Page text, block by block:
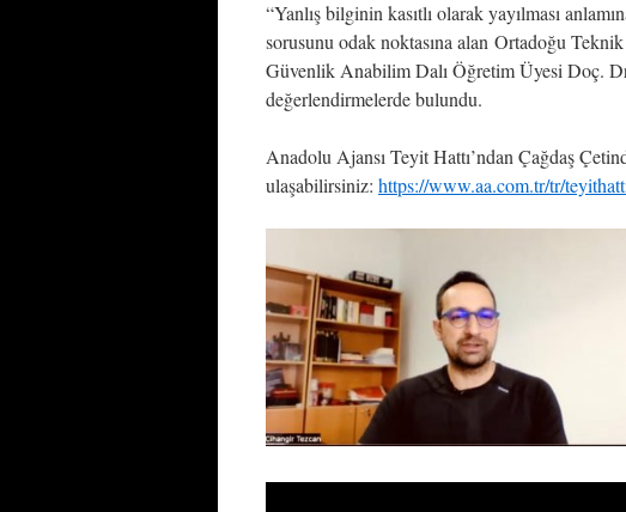
“Yanlış bilginin kasıtlı olarak yayılması
sorusunu odak noktasına alan Ortadoğu
Güvenlik Anabilim Dalı Öğretim Üyesi Doç.
değerlendirmelerde bulundu.
Anadolu Ajansı Teyit Hattı’ndan Çağdaş
ulaşabilirsiniz: https://www.aa.com.tr/tr/